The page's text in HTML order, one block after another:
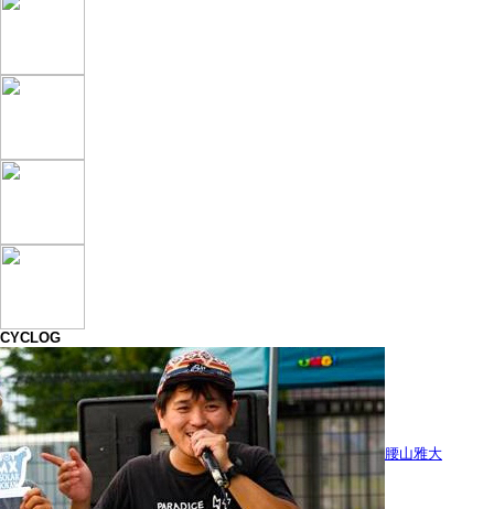
CYCLOG
腰山雅大